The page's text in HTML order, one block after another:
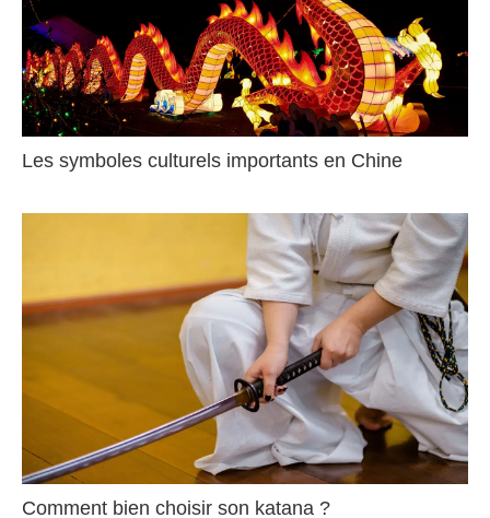
Les symboles culturels importants en Chine
Comment bien choisir son katana ?